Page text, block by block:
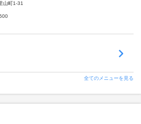
山町1-31
全てのメニューを見る